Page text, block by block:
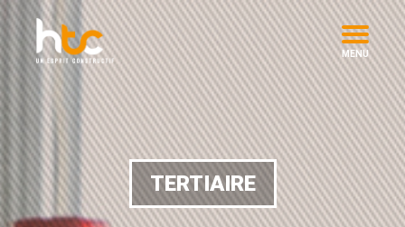
MENU
TERTIAIRE